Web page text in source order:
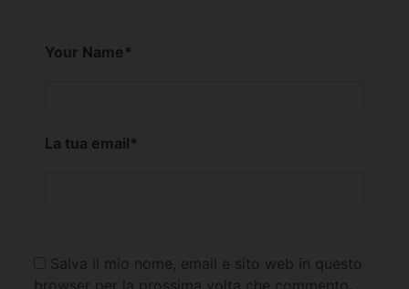
Your Name*
La tua email*
Salva il mio nome, email e sito web in questo
browser per la prossima volta che commento.